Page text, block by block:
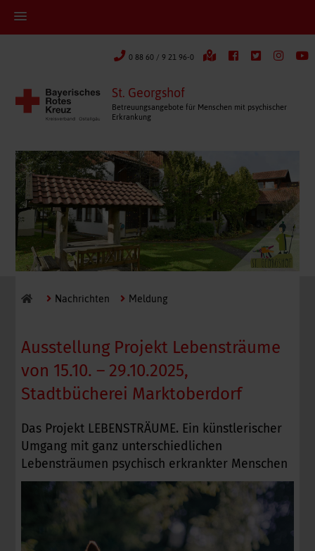
0 88 60 / 9 21 96-0
St. Georgshof
Betreuungsangebote für Menschen mit psychischer
Erkrankung
Nachrichten Meldung
Ausstellung Projekt Lebensträume
von 15.10. – 29.10.2025,
Stadtbücherei Marktoberdorf
Das Projekt LEBENSTRÄUME. Ein künstlerischer
Umgang mit ganz unterschiedlichen
Lebensträumen psychisch erkrankter Menschen